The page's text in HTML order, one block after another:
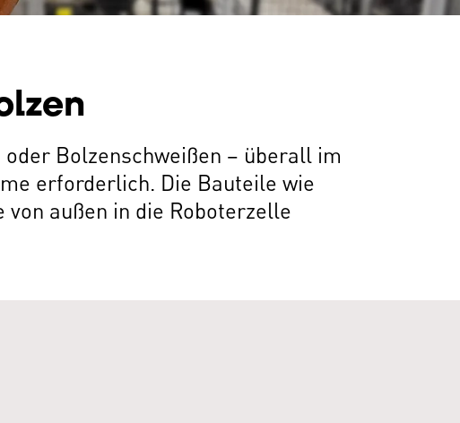
Bolzenschweißen – überall im
erforderlich. Die Bauteile wie
außen in die Roboterzelle